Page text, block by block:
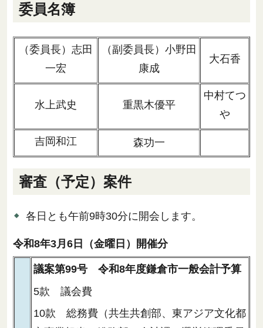
委員名簿
（委員長）志田
一宏
（副委員長）小野田
康成
大石香
水上武史 重黒木優平
中村てつ
や
吉岡和江 森功一
審査（予定）案件
各日とも午前9時30分に開会します。
令和8年3月6日（金曜日）開催分
議案第99号 令和8年度鎌倉市一般会計予算
5款 議会費
10款 総務費（共生共創部、東アジア文化都